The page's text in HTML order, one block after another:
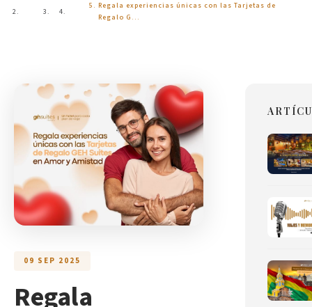
Inicio Blog
Regala experiencias únicas con las Tarjetas de
Regalo G…
09 SEP 2025
Regala